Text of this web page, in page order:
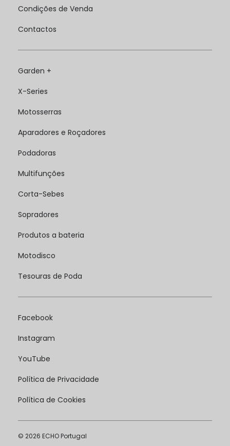
Condições de Venda
Contactos
Garden +
X-Series
Motosserras
Aparadores e Roçadores
Podadoras
Multifunções
Corta-Sebes
Sopradores
Produtos a bateria
Motodisco
Tesouras de Poda
Facebook
Instagram
YouTube
Política de Privacidade
Política de Cookies
© 2026 ECHO Portugal